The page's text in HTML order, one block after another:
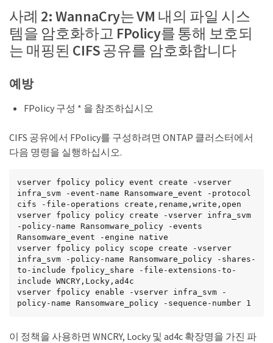
사례 2: WannaCry는 VM 내의 파일 시스
템을 암호화하고 FPolicy를 통해 보호되
는 매핑된 CIFS 공유를 암호화합니다
예방
FPolicy 구성 * 을 참조하십시오
CIFS 공유에서 FPolicy를 구성하려면 ONTAP 클러스터에서
다음 명령을 실행하십시오.
vserver fpolicy policy event create -vserver
infra_svm -event-name Ransomware_event -protocol
cifs -file-operations create,rename,write,open
vserver fpolicy policy create -vserver infra_svm
-policy-name Ransomware_policy -events
Ransomware_event -engine native
vserver fpolicy policy scope create -vserver
infra_svm -policy-name Ransomware_policy -shares-
to-include fpolicy_share -file-extensions-to-
include WNCRY,Locky,ad4c
vserver fpolicy enable -vserver infra_svm -
policy-name Ransomware_policy -sequence-number 1
이 정책을 사용하면 WNCRY, Locky 및 ad4c 확장명을 가진 파